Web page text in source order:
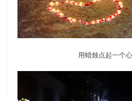
用蜡烛点起一个